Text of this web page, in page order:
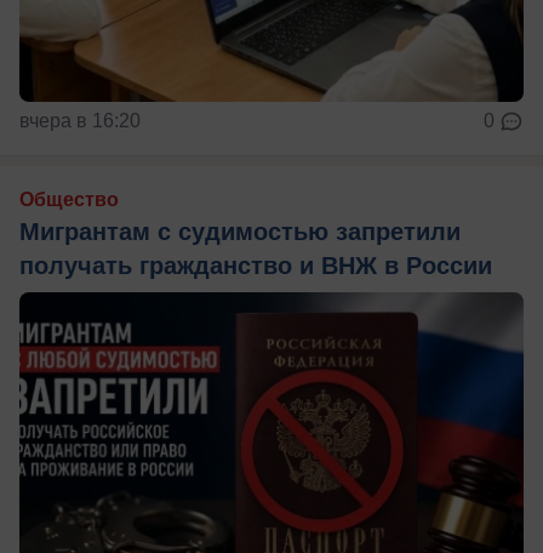
вчера в 16:20 0
Общество
Мигрантам с судимостью запретили
получать гражданство и ВНЖ в России